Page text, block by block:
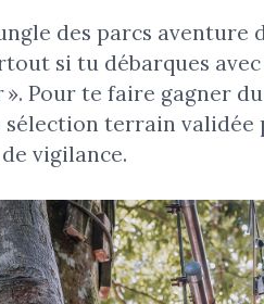
des parcs aventure
si tu débarques
Pour te faire gagner
terrain validée
vigilance.